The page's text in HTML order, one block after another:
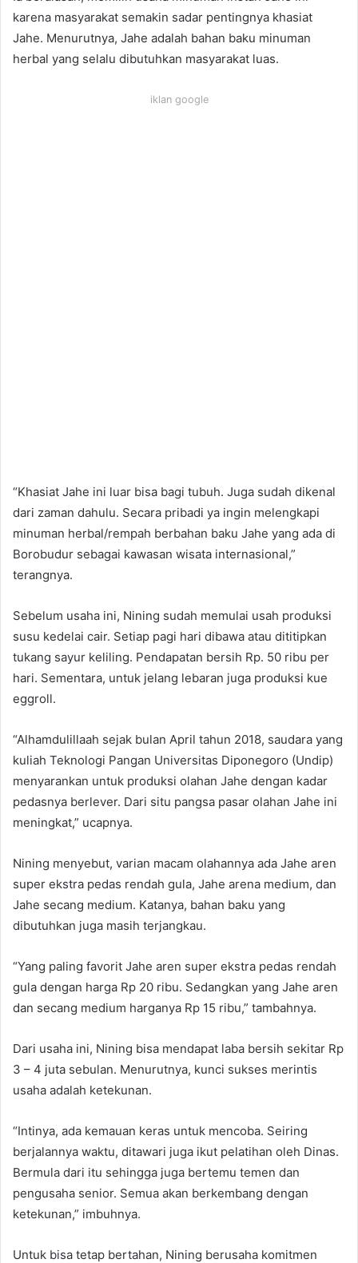
karena masyarakat semakin sadar pentingnya khasiat
Jahe. Menurutnya, Jahe adalah bahan baku minuman
herbal yang selalu dibutuhkan masyarakat luas.
iklan google
“Khasiat Jahe ini luar bisa bagi tubuh. Juga sudah dikenal
dari zaman dahulu. Secara pribadi ya ingin melengkapi
minuman herbal/rempah berbahan baku Jahe yang ada di
Borobudur sebagai kawasan wisata internasional,”
terangnya.
Sebelum usaha ini, Nining sudah memulai usah produksi
susu kedelai cair. Setiap pagi hari dibawa atau dititipkan
tukang sayur keliling. Pendapatan bersih Rp. 50 ribu per
hari. Sementara, untuk jelang lebaran juga produksi kue
eggroll.
“Alhamdulillaah sejak bulan April tahun 2018, saudara yang
kuliah Teknologi Pangan Universitas Diponegoro (Undip)
menyarankan untuk produksi olahan Jahe dengan kadar
pedasnya berlever. Dari situ pangsa pasar olahan Jahe ini
meningkat,” ucapnya.
Nining menyebut, varian macam olahannya ada Jahe aren
super ekstra pedas rendah gula, Jahe arena medium, dan
Jahe secang medium. Katanya, bahan baku yang
dibutuhkan juga masih terjangkau.
“Yang paling favorit Jahe aren super ekstra pedas rendah
gula dengan harga Rp 20 ribu. Sedangkan yang Jahe aren
dan secang medium harganya Rp 15 ribu,” tambahnya.
Dari usaha ini, Nining bisa mendapat laba bersih sekitar Rp
3 – 4 juta sebulan. Menurutnya, kunci sukses merintis
usaha adalah ketekunan.
“Intinya, ada kemauan keras untuk mencoba. Seiring
berjalannya waktu, ditawari juga ikut pelatihan oleh Dinas.
Bermula dari itu sehingga juga bertemu temen dan
pengusaha senior. Semua akan berkembang dengan
ketekunan,” imbuhnya.
Untuk bisa tetap bertahan, Nining berusaha komitmen